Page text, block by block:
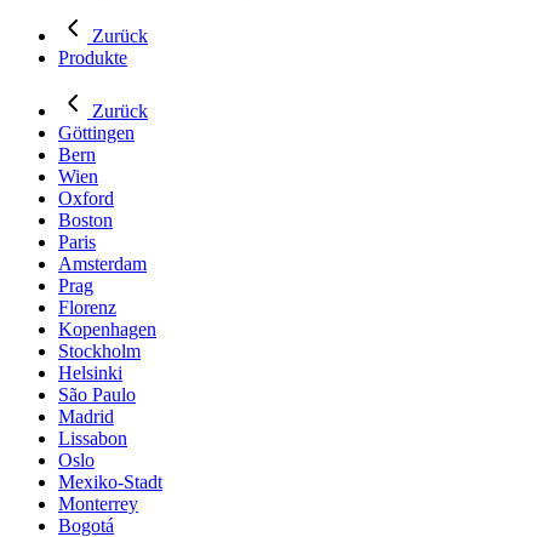
Zurück
Produkte
Zurück
Göttingen
Bern
Wien
Oxford
Boston
Paris
Amsterdam
Prag
Florenz
Kopenhagen
Stockholm
Helsinki
São Paulo
Madrid
Lissabon
Oslo
Mexiko-Stadt
Monterrey
Bogotá